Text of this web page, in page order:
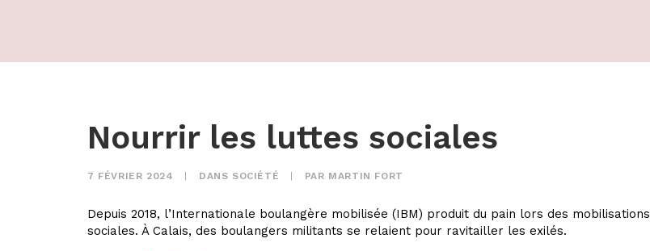
Nourrir les luttes sociales
7 FÉVRIER 2024 DANS SOCIÉTÉ PAR MARTIN FORT
Depuis 2018, l’Internationale boulangère mobilisée (IBM) produit du pain lors des mobilisations
sociales. À Calais, des boulangers militants se relaient pour ravitailler les exilés.